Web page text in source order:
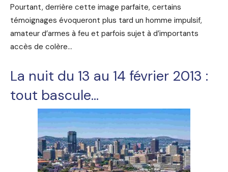
Pourtant, derrière cette image parfaite, certains
témoignages évoqueront plus tard un homme impulsif,
amateur d’armes à feu et parfois sujet à d’importants
accès de colère…
La nuit du 13 au 14 février 2013 :
tout bascule…